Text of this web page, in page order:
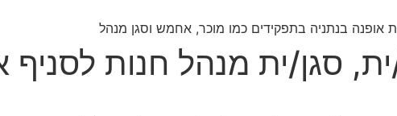
סגן/ית מנהל חנות לסניף